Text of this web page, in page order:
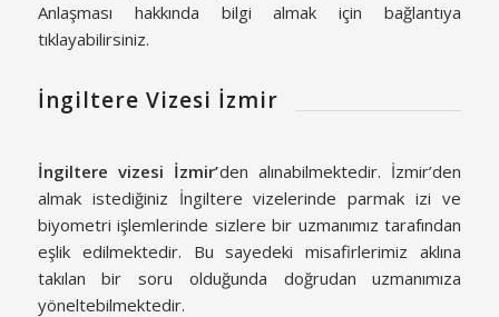
Anlaşması hakkında bilgi almak için bağlantıya
tıklayabilirsiniz.
İngiltere Vizesi İzmir
İngiltere vizesi İzmir’den alınabilmektedir. İzmir’den
almak istediğiniz İngiltere vizelerinde parmak izi ve
biyometri işlemlerinde sizlere bir uzmanımız tarafından
eşlik edilmektedir. Bu sayedeki misafirlerimiz aklına
takılan bir soru olduğunda doğrudan uzmanımıza
yöneltebilmektedir.